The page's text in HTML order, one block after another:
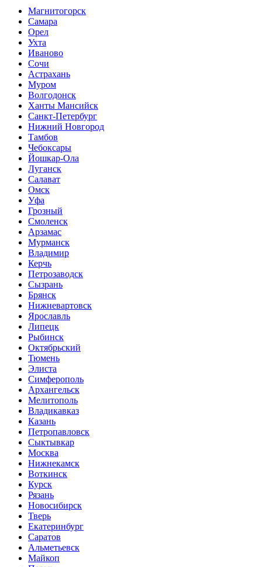
Магнитогорск
Самара
Орел
Ухта
Иваново
Сочи
Астрахань
Муром
Волгодонск
Ханты Мансийск
Санкт-Петербург
Нижний Новгород
Тамбов
Чебоксары
Йошкар-Ола
Луганск
Салават
Омск
Уфа
Грозный
Смоленск
Арзамас
Мурманск
Владимир
Керчь
Петрозаводск
Сызрань
Брянск
Нижневартовск
Ярославль
Липецк
Рыбинск
Октябрьский
Тюмень
Элиста
Симферополь
Архангельск
Мелитополь
Владикавказ
Казань
Петропавловск
Сыктывкар
Москва
Нижнекамск
Воткинск
Курск
Рязань
Новосибирск
Тверь
Екатеринбург
Саратов
Альметьевск
Майкоп